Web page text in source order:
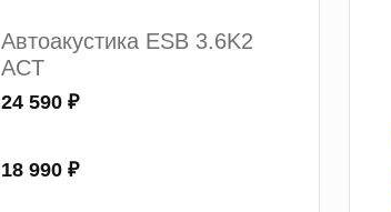
Автоакустика ESB 3.6K2
ACT
24 590 ₽
18 990 ₽